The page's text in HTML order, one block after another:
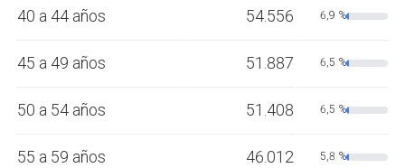
40 a 44 años 54.556 6,9 %
45 a 49 años 51.887 6,5 %
50 a 54 años 51.408 6,5 %
55 a 59 años 46.012 5,8 %